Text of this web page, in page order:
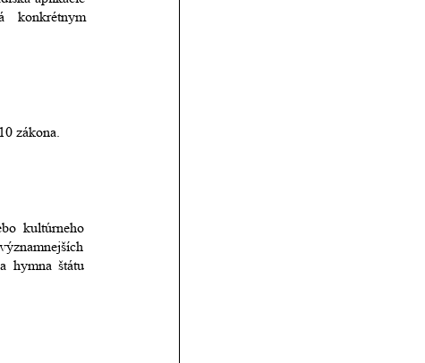
konkrétnym
zákona.
kultúrneho
hymna štátu